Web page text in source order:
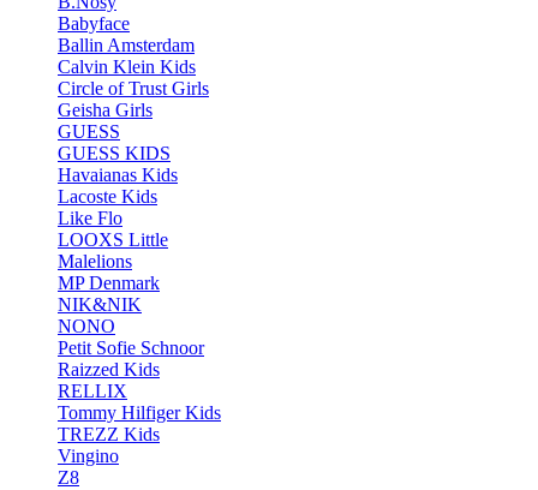
Babyface
Ballin Amsterdam
Calvin Klein Kids
Circle of Trust Girls
Geisha Girls
GUESS
GUESS KIDS
Havaianas Kids
Lacoste Kids
Like Flo
LOOXS Little
Malelions
MP Denmark
NIK&NIK
NONO
Petit Sofie Schnoor
Raizzed Kids
RELLIX
Tommy Hilfiger Kids
TREZZ Kids
Vingino
Z8